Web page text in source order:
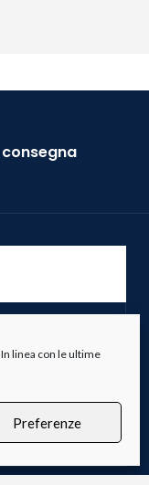
linea con le ultime
Preferenze